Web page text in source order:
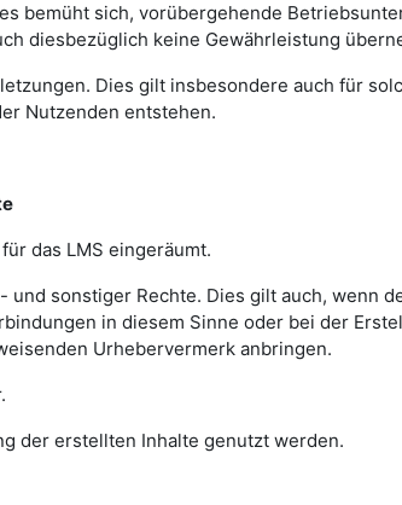
bemüht sich, vorübergehende
diesbezüglich keine Gewährleistung
Dies gilt insbesondere auch für
Nutzenden entstehen.
das LMS eingeräumt.
sonstiger Rechte. Dies gilt auch, wenn
in diesem Sinne oder bei der
Urhebervermerk anbringen.
der erstellten Inhalte genutzt werden.